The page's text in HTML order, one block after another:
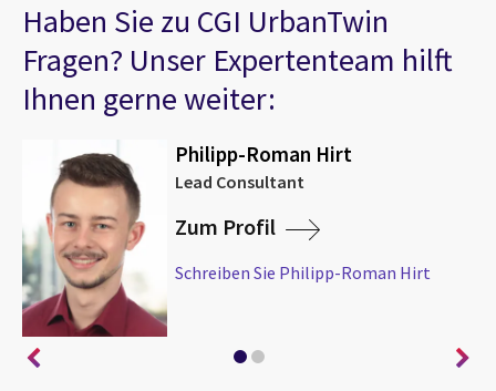
Haben Sie zu CGI UrbanTwin
Fragen? Unser Expertenteam hilft
Ihnen gerne weiter:
Philipp-Roman Hirt
Lead Consultant
Zum Profil
Schreiben Sie Philipp-Roman Hirt